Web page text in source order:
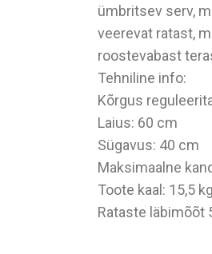
ümbritsev serv,
veerevat ratast,
roostevabast
Tehniline info:
Kõrgus
Laius: 60 cm
Sügavus: 40 cm
Maksimaalne
Toote kaal: 15,5 kg
Rataste läbimõõt